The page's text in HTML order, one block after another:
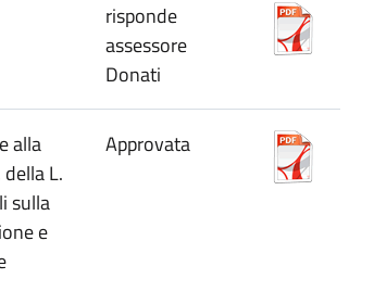
risponde
assessore
Donati
alla
L.
sulla
e
Approvata